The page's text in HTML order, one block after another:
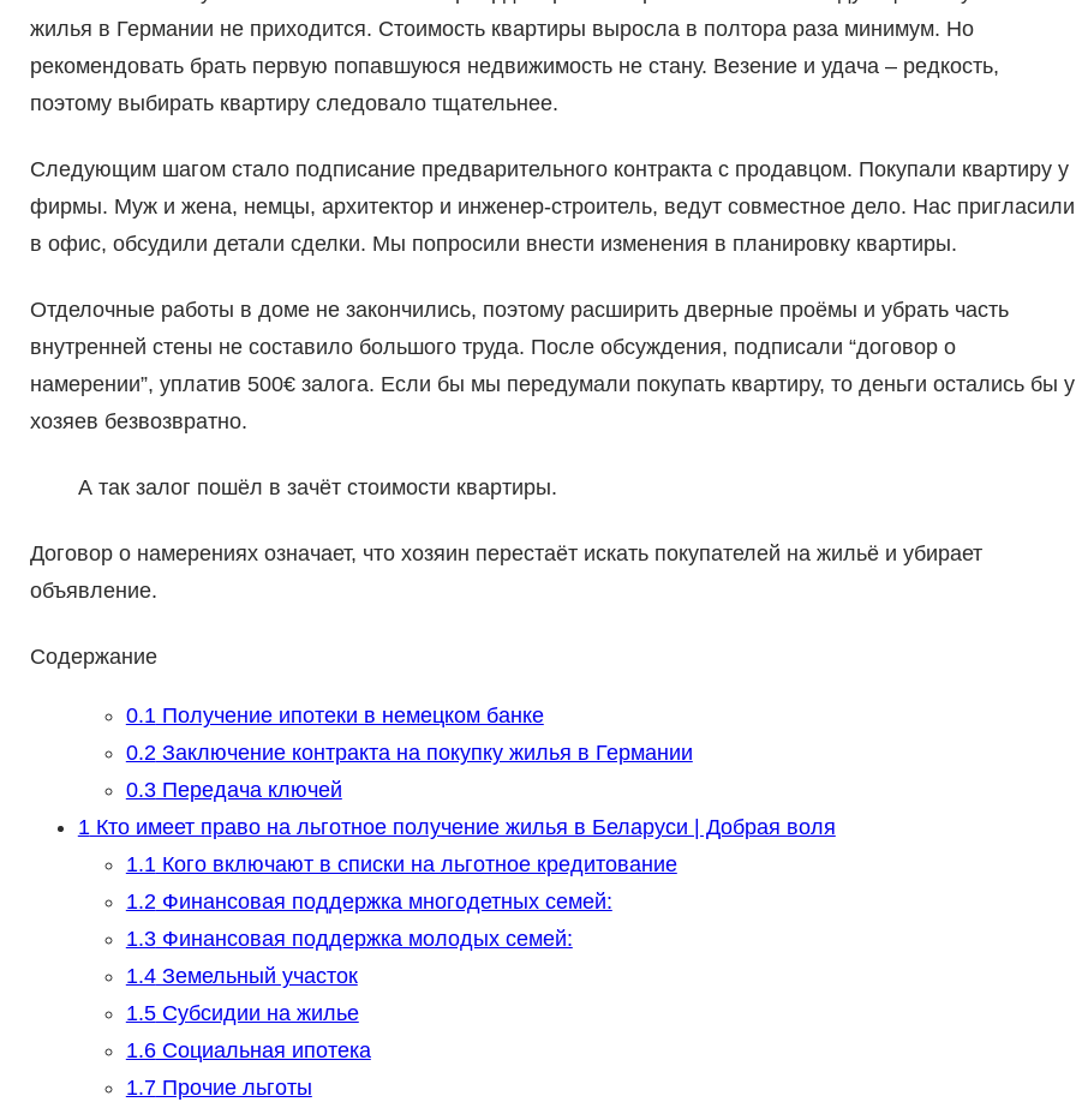
жилья в Германии не приходится. Стоимость квартиры выросла в полтора раза минимум. Но
рекомендовать брать первую попавшуюся недвижимость не стану. Везение и удача – редкость,
поэтому выбирать квартиру следовало тщательнее.
Следующим шагом стало подписание предварительного контракта с продавцом. Покупали квартиру у
фирмы. Муж и жена, немцы, архитектор и инженер-строитель, ведут совместное дело. Нас пригласили
в офис, обсудили детали сделки. Мы попросили внести изменения в планировку квартиры.
Отделочные работы в доме не закончились, поэтому расширить дверные проёмы и убрать часть
внутренней стены не составило большого труда. После обсуждения, подписали “договор о
намерении”, уплатив 500€ залога. Если бы мы передумали покупать квартиру, то деньги остались бы у
хозяев безвозвратно.
А так залог пошёл в зачёт стоимости квартиры.
Договор о намерениях означает, что хозяин перестаёт искать покупателей на жильё и убирает
объявление.
Содержание
0.1Получение ипотеки в немецком банке
0.2Заключение контракта на покупку жилья в Германии
0.3Передача ключей
1Кто имеет право на льготное получение жилья в Беларуси | Добрая воля
1.1Кого включают в списки на льготное кредитование
1.2Финансовая поддержка многодетных семей:
1.3Финансовая поддержка молодых семей:
1.4Земельный участок
1.5Субсидии на жилье
1.6Социальная ипотека
1.7Прочие льготы